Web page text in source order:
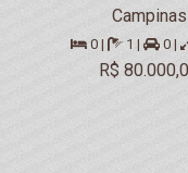
Campinas
0 | 1 | 0 |
R$